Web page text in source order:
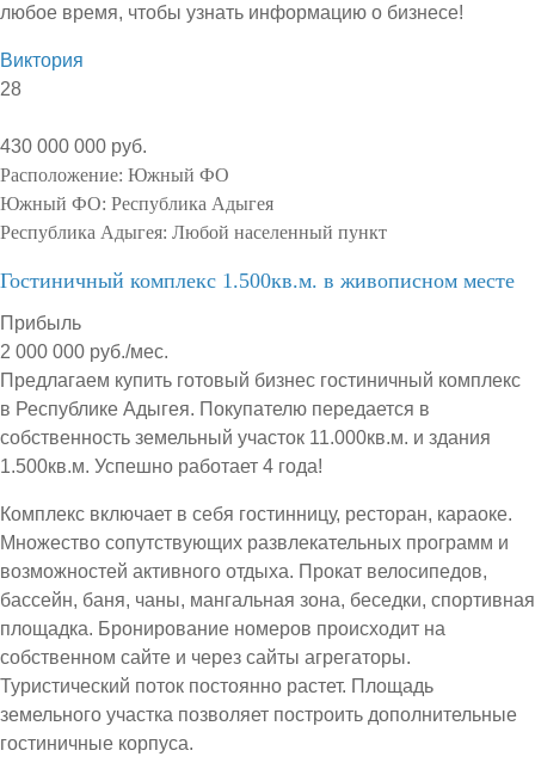
любое время, чтобы узнать информацию о бизнесе!
Виктория
28
430 000 000 руб.
Расположение: Южный ФО
Южный ФО: Республика Адыгея
Республика Адыгея: Любой населенный пункт
Гостиничный комплекс 1.500кв.м. в живописном месте
Прибыль
2 000 000 руб./мес.
Предлагаем купить готовый бизнес гостиничный комплекс
в Республике Адыгея. Покупателю передается в
собственность земельный участок 11.000кв.м. и здания
1.500кв.м. Успешно работает 4 года!
Комплекс включает в себя гостинницу, ресторан, караоке.
Множество сопутствующих развлекательных программ и
возможностей активного отдыха. Прокат велосипедов,
бассейн, баня, чаны, мангальная зона, беседки, спортивная
площадка. Бронирование номеров происходит на
собственном сайте и через сайты агрегаторы.
Туристический поток постоянно растет. Площадь
земельного участка позволяет построить дополнительные
гостиничные корпуса.